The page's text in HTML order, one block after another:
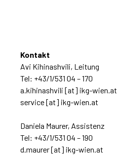
Kontakt
Avi Kihinashvili, Leitung
Tel: +43/1/531 04 – 170
a.kihinashvili [at] ikg-wien.at
service [at] ikg-wien.at
Daniela Maurer, Assistenz
Tel: +43/1/531 04 – 190
d.maurer [at] ikg-wien.at